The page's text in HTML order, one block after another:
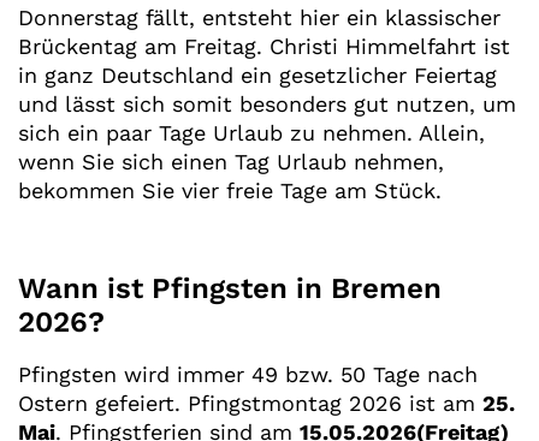
Donnerstag fällt, entsteht hier ein klassischer
Brückentag am Freitag. Christi Himmelfahrt ist
in ganz Deutschland ein gesetzlicher Feiertag
und lässt sich somit besonders gut nutzen, um
sich ein paar Tage Urlaub zu nehmen. Allein,
wenn Sie sich einen Tag Urlaub nehmen,
bekommen Sie vier freie Tage am Stück.
Wann ist Pfingsten in Bremen
2026?
Pfingsten wird immer 49 bzw. 50 Tage nach
Ostern gefeiert. Pfingstmontag 2026 ist am 25.
Mai. Pfingstferien sind am 15.05.2026(Freitag)